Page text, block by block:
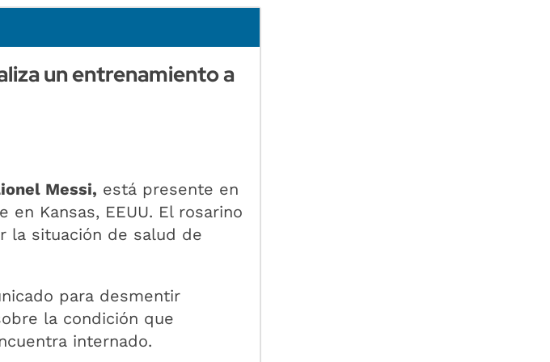
un entrenamiento a
Messi, está presente en
Kansas, EEUU. El rosarino
la situación de salud de
para desmentir
la condición que
internado.